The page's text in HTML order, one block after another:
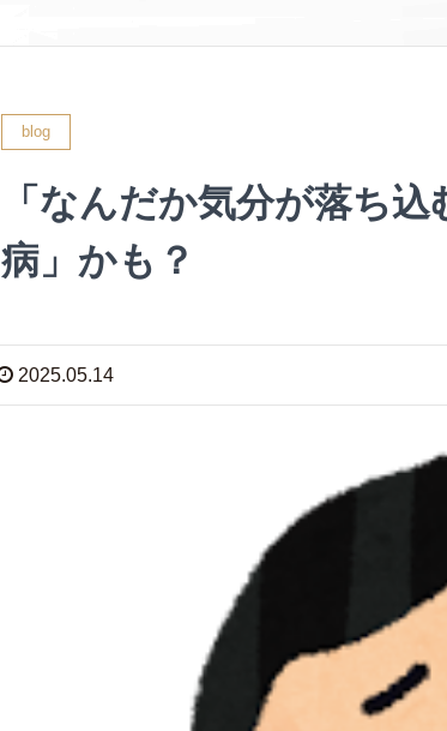
blog
「なんだか気分が落ち
病」かも？
2025.05.14